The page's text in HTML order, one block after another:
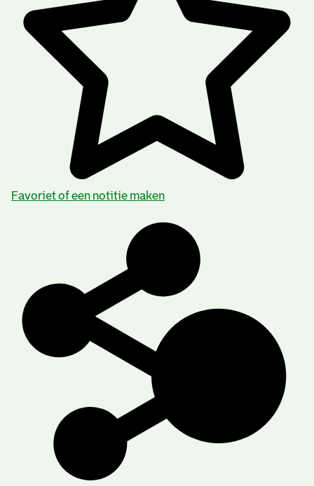
Favoriet of een notitie maken